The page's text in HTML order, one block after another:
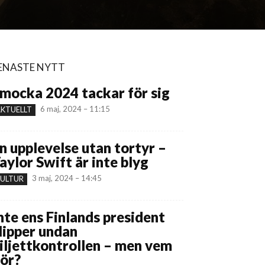
NYTT
2024 tackar för sig
6 maj, 2024 – 11:15
upplevelse utan tortyr –
Swift är inte blyg
3 maj, 2024 – 14:45
ens Finlands president
undan
– men vem